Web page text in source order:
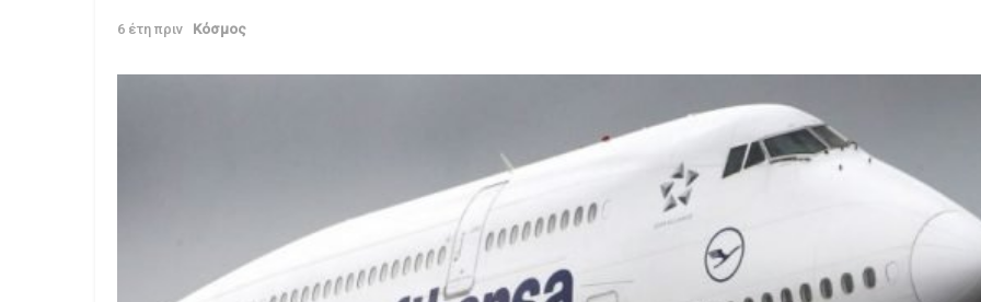
6 έτη πριν Κόσμος